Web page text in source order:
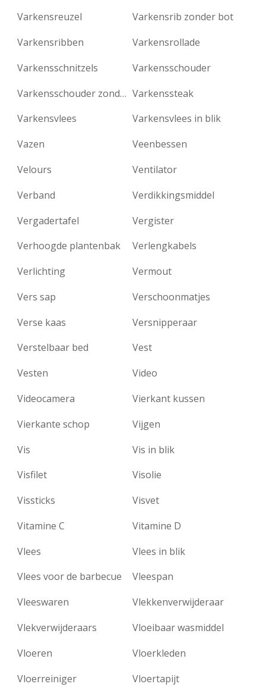
Varkensreuzel
Varkensrib zonder bot
Varkensribben
Varkensrollade
Varkensschnitzels
Varkensschouder
Varkensschouder zonder bot Varkenssteak
Varkensvlees
Varkensvlees in blik
Vazen
Veenbessen
Velours
Ventilator
Verband
Verdikkingsmiddel
Vergadertafel
Vergister
Verhoogde plantenbak
Verlengkabels
Verlichting
Vermout
Vers sap
Verschoonmatjes
Verse kaas
Versnipperaar
Verstelbaar bed
Vest
Vesten
Video
Videocamera
Vierkant kussen
Vierkante schop
Vijgen
Vis
Vis in blik
Visfilet
Visolie
Vissticks
Visvet
Vitamine C
Vitamine D
Vlees
Vlees in blik
Vlees voor de barbecue
Vleespan
Vleeswaren
Vlekkenverwijderaar
Vlekverwijderaars
Vloeibaar wasmiddel
Vloeren
Vloerkleden
Vloerreiniger
Vloertapijt